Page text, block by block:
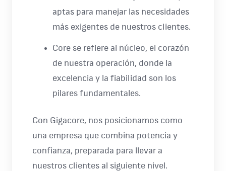
aptas para manejar las necesidades
más exigentes de nuestros clientes.
Core se refiere al núcleo, el corazón
de nuestra operación, donde la
excelencia y la fiabilidad son los
pilares fundamentales.
Con Gigacore, nos posicionamos como
una empresa que combina potencia y
confianza, preparada para llevar a
nuestros clientes al siguiente nivel.